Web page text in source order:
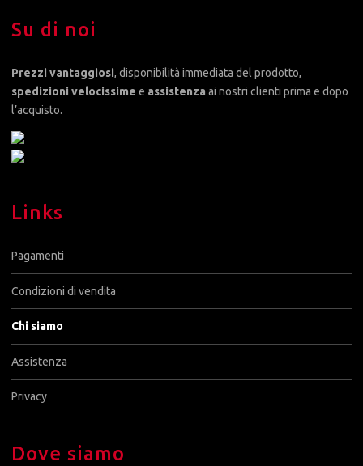
Su di noi
Prezzi vantaggiosi, disponibilità immediata del prodotto,
spedizioni velocissime e assistenza ai nostri clienti prima e dopo
l’acquisto.
Links
Pagamenti
Condizioni di vendita
Chi siamo
Assistenza
Privacy
Dove siamo